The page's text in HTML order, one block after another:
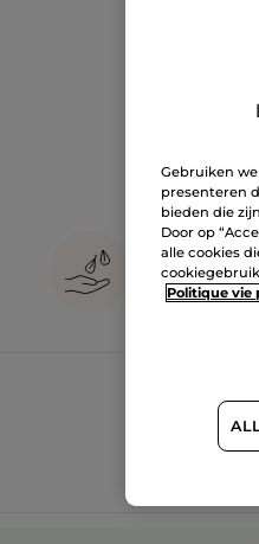
100%
Gebruiken
presenteren
bieden die
Door op
alle cookies
Politique vie